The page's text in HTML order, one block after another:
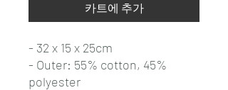
카트에 추가
- 32 x 15 x 25cm
- Outer: 55% cotton, 45%
polyester